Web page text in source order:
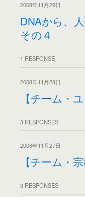
2008年11月29日
DNAから、
その４
1 RESPONSE
2008年11月28日
【チーム・
3 RESPONSES
2008年11月27日
【チーム・
3 RESPONSES